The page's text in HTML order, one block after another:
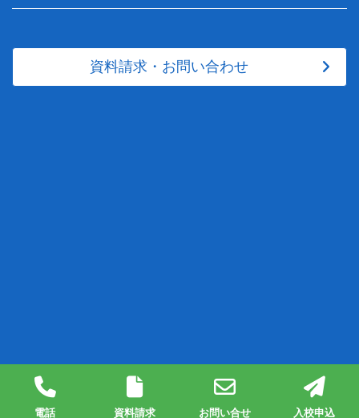
資料請求・お問い合わせ
© 2026 静岡県富士自動車学校
電話 資料請求 お問い合せ 入校申込